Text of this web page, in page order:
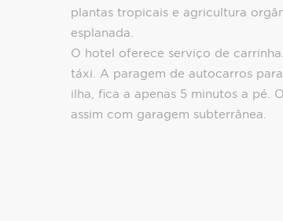
plantas tropicais e agricultura
esplanada.
O hotel oferece serviço de
táxi. A paragem de autocarros
ilha, fica a apenas 5 minutos a pé.
assim com garagem subterrânea.